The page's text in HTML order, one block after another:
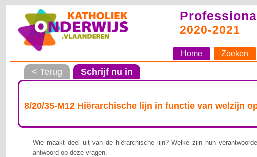
2020-2021
Home Zoeken
< Terug Schrijf nu in
8/20/35-M12 Hiërarchische lijn in functie van welzijn
Wie maakt deel uit van de hiërarchische lijn? Welke zijn hun
antwoord op deze vragen.